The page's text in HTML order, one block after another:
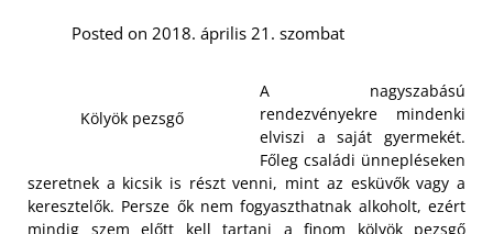
Posted on 2018. április 21. szombat
Kölyök pezsgő
A nagyszabású
rendezvényekre mindenki
elviszi a saját gyermekét.
Főleg családi ünnepléseken
szeretnek a kicsik is részt venni, mint az esküvők vagy a
keresztelők. Persze ők nem fogyaszthatnak alkoholt, ezért
mindig szem előtt kell tartani a finom kölyökpezsgő